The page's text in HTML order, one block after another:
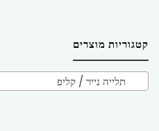
קטגוריות מוצרים
תלייה נייר / קליפ